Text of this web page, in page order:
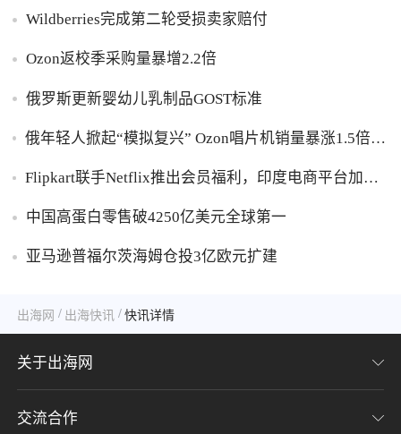
Wildberries完成第二轮受损卖家赔付
Ozon返校季采购量暴增2.2倍
俄罗斯更新婴幼儿乳制品GOST标准
俄年轻人掀起“模拟复兴” Ozon唱片机销量暴涨1.5倍黑
Flipkart联手Netflix推出会员福利，印度电商平台加码
中国高蛋白零售破4250亿美元全球第一
亚马逊普福尔茨海姆仓投3亿欧元扩建
出海网 / 出海快讯 / 快讯详情
关于出海网
关于我们
交流合作